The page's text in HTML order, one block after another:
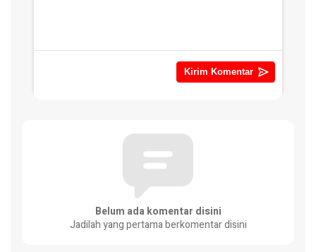
Belum ada komentar disini
Jadilah yang pertama berkomentar disini